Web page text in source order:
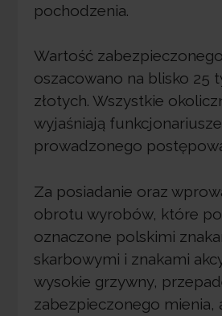
pochodzenia.
Wartość
oszacowano na blisko 25
złotych. Wszystkie
wyjaśniają
prowadzonego
Za posiadanie oraz
obrotu wyrobów, które
oznaczone polskimi
skarbowymi i znakami
wysokie grzywny,
zabezpieczonego mienia,